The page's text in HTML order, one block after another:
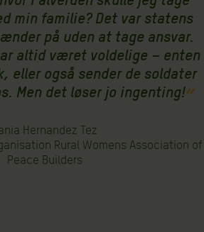
min familie? Det var statens
på uden at tage ansvar.
altid været voldelige – enten
eller også sender de soldater
Men det løser jo ingenting!
Hernandez Tez
Rural Womens Association of
Peace Builders